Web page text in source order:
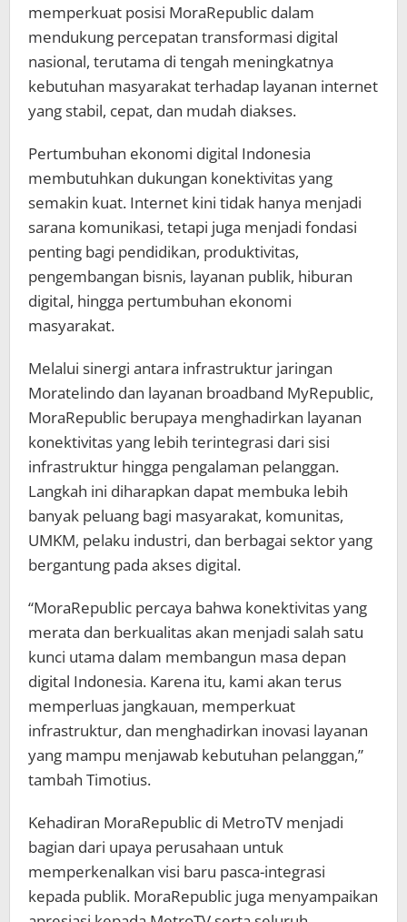
memperkuat posisi MoraRepublic dalam
mendukung percepatan transformasi digital
nasional, terutama di tengah meningkatnya
kebutuhan masyarakat terhadap layanan internet
yang stabil, cepat, dan mudah diakses.
Pertumbuhan ekonomi digital Indonesia
membutuhkan dukungan konektivitas yang
semakin kuat. Internet kini tidak hanya menjadi
sarana komunikasi, tetapi juga menjadi fondasi
penting bagi pendidikan, produktivitas,
pengembangan bisnis, layanan publik, hiburan
digital, hingga pertumbuhan ekonomi
masyarakat.
Melalui sinergi antara infrastruktur jaringan
Moratelindo dan layanan broadband MyRepublic,
MoraRepublic berupaya menghadirkan layanan
konektivitas yang lebih terintegrasi dari sisi
infrastruktur hingga pengalaman pelanggan.
Langkah ini diharapkan dapat membuka lebih
banyak peluang bagi masyarakat, komunitas,
UMKM, pelaku industri, dan berbagai sektor yang
bergantung pada akses digital.
“MoraRepublic percaya bahwa konektivitas yang
merata dan berkualitas akan menjadi salah satu
kunci utama dalam membangun masa depan
digital Indonesia. Karena itu, kami akan terus
memperluas jangkauan, memperkuat
infrastruktur, dan menghadirkan inovasi layanan
yang mampu menjawab kebutuhan pelanggan,”
tambah Timotius.
Kehadiran MoraRepublic di MetroTV menjadi
bagian dari upaya perusahaan untuk
memperkenalkan visi baru pasca-integrasi
kepada publik. MoraRepublic juga menyampaikan